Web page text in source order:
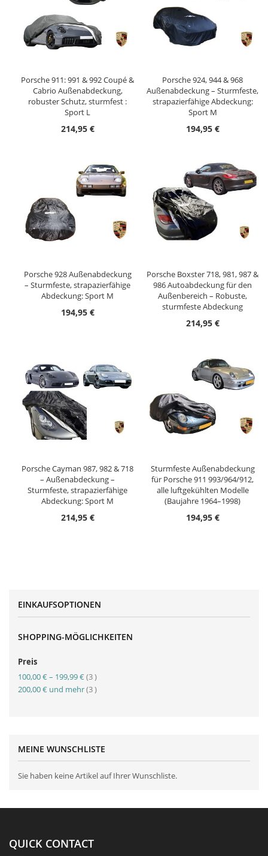
Porsche 911: 991 & 992 Coupé &
Cabrio Außenabdeckung,
robuster Schutz, sturmfest :
Sport L
214,95 €
Porsche 924, 944 & 968
Außenabdeckung – Sturmfeste,
strapazierfähige Abdeckung:
Sport M
194,95 €
Porsche 928 Außenabdeckung
– Sturmfeste, strapazierfähige
Abdeckung: Sport M
194,95 €
Porsche Boxster 718, 981, 987 &
986 Autoabdeckung für den
Außenbereich – Robuste,
sturmfeste Abdeckung
214,95 €
Porsche Cayman 987, 982 & 718
– Außenabdeckung –
Sturmfeste, strapazierfähige
Abdeckung: Sport M
214,95 €
Sturmfeste Außenabdeckung
für Porsche 911 993/964/912,
alle luftgekühlten Modelle
(Baujahre 1964–1998)
194,95 €
EINKAUFSOPTIONEN
SHOPPING-MÖGLICHKEITEN
Preis
100,00 €– 199,99 € 3Artikel
200,00 € und mehr 3Artikel
MEINE WUNSCHLISTE
Sie haben keine Artikel auf Ihrer Wunschliste.
QUICK CONTACT